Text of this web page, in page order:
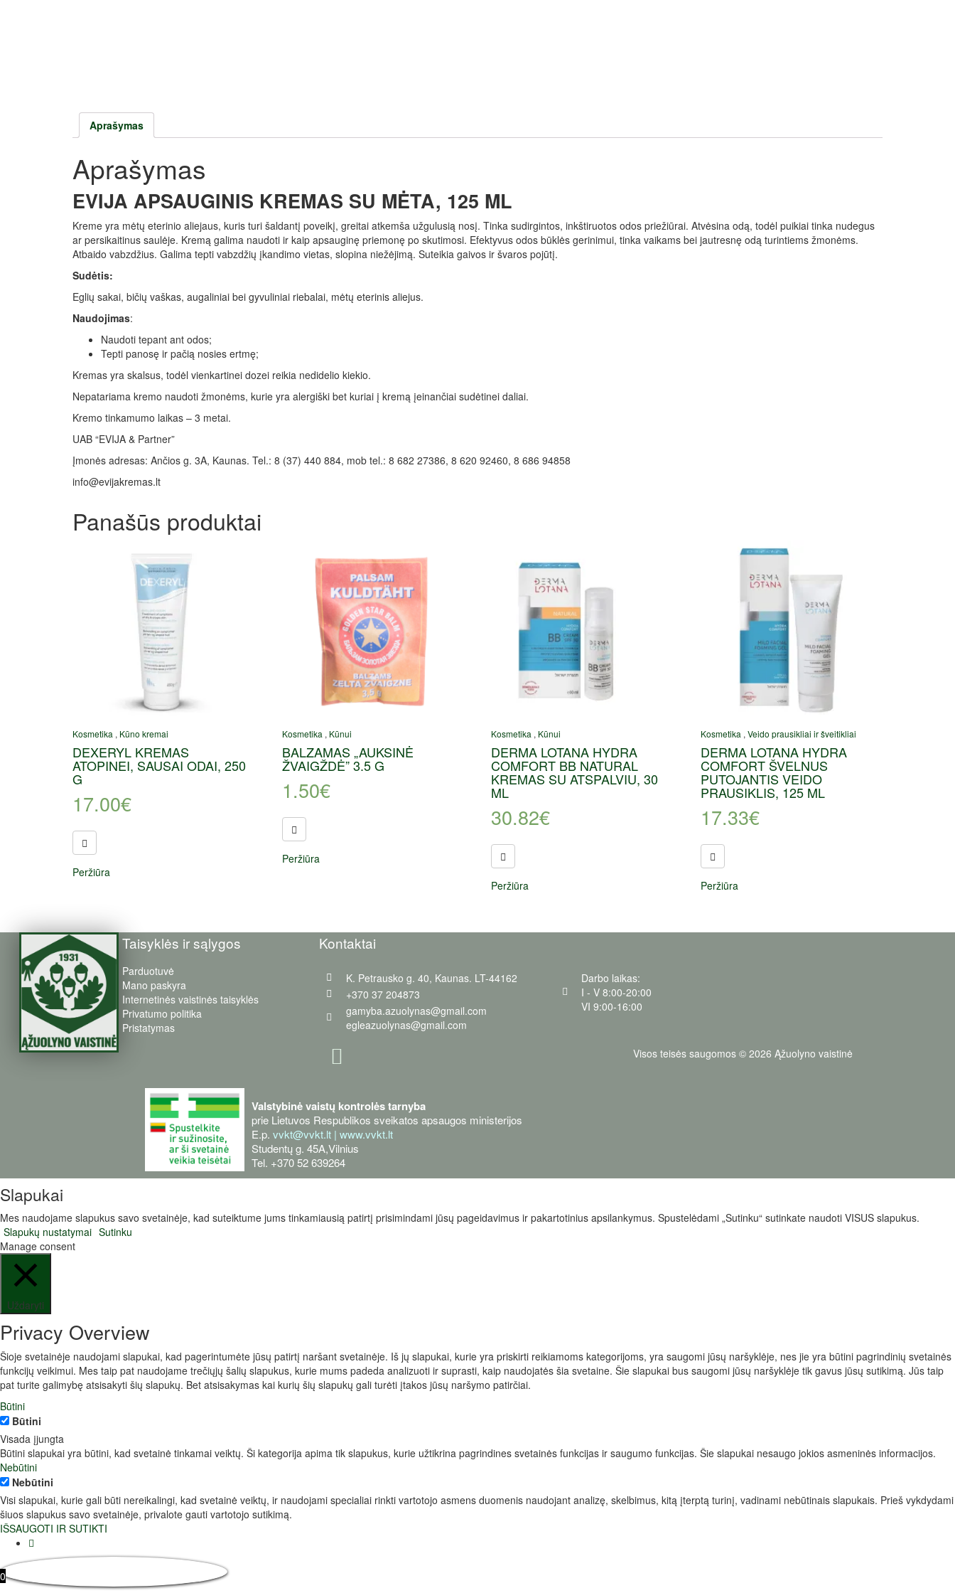
Aprašymas
Aprašymas
EVIJA APSAUGINIS KREMAS SU MĖTA, 125 ML
Kreme yra mėtų eterinio aliejaus, kuris turi šaldantį poveikį, greitai atkemša užgulusią nosį. Tinka sudirgintos, inkštiruotos odos priežiūrai. Atvėsina odą, todėl puikiai tinka nudegus
ar persikaitinus saulėje. Kremą galima naudoti ir kaip apsauginę priemonę po skutimosi. Efektyvus odos būklės gerinimui, tinka vaikams bei jautresnę odą turintiems žmonėms.
Atbaido vabzdžius. Galima tepti vabzdžių įkandimo vietas, slopina niežėjimą. Suteikia gaivos ir švaros pojūtį.
Sudėtis:
Eglių sakai, bičių vaškas, augaliniai bei gyvuliniai riebalai, mėtų eterinis aliejus.
Naudojimas:
Naudoti tepant ant odos;
Tepti panosę ir pačią nosies ertmę;
Kremas yra skalsus, todėl vienkartinei dozei reikia nedidelio kiekio.
Nepatariama kremo naudoti žmonėms, kurie yra alergiški bet kuriai į kremą įeinančiai sudėtinei daliai.
Kremo tinkamumo laikas – 3 metai.
UAB “EVIJA & Partner”
Įmonės adresas: Ančios g. 3A, Kaunas. Tel.: 8 (37) 440 884, mob tel.: 8 682 27386, 8 620 92460, 8 686 94858
info@evijakremas.lt
Panašūs produktai
Kosmetika , Kūno kremai
DEXERYL KREMAS
ATOPINEI, SAUSAI ODAI, 250
G
17.00€
Peržiūra
Kosmetika , Kūnui
BALZAMAS „AUKSINĖ
ŽVAIGŽDĖ” 3.5 G
1.50€
Peržiūra
Kosmetika , Kūnui
DERMA LOTANA HYDRA
COMFORT BB NATURAL
KREMAS SU ATSPALVIU, 30
ML
30.82€
Peržiūra
Kosmetika ,Veido prausikliai ir šveitikliai
DERMA LOTANA HYDRA
COMFORT ŠVELNUS
PUTOJANTIS VEIDO
PRAUSIKLIS, 125 ML
17.33€
Peržiūra
Taisyklės ir sąlygos
Parduotuvė
Mano paskyra
Internetinės vaistinės taisyklės
Privatumo politika
Pristatymas
Kontaktai
K. Petrausko g. 40, Kaunas. LT-44162
+370 37 204873
gamyba.azuolynas@gmail.com
egleazuolynas@gmail.com
Darbo laikas:
I - V 8:00-20:00
VI 9:00-16:00
Visos teisės saugomos © 2026 Ąžuolyno vaistinė
Valstybinė vaistų kontrolės tarnyba
prie Lietuvos Respublikos sveikatos apsaugos ministerijos
E.p. vvkt@vvkt.lt |www.vvkt.lt
Studentų g. 45A,Vilnius
Tel. +370 52 639264
Slapukai
Mes naudojame slapukus savo svetainėje, kad suteiktume jums tinkamiausią patirtį prisimindami jūsų pageidavimus ir pakartotinius apsilankymus. Spustelėdami „Sutinku“ sutinkate naudoti VISUS slapukus.
Slapukų nustatymai Sutinku
Manage consent
Uždaryti
Privacy Overview
Šioje svetainėje naudojami slapukai, kad pagerintumėte jūsų patirtį naršant svetainėje. Iš jų slapukai, kurie yra priskirti reikiamoms kategorijoms, yra saugomi jūsų naršyklėje, nes jie yra būtini pagrindinių svetainės
funkcijų veikimui. Mes taip pat naudojame trečiųjų šalių slapukus, kurie mums padeda analizuoti ir suprasti, kaip naudojatės šia svetaine. Šie slapukai bus saugomi jūsų naršyklėje tik gavus jūsų sutikimą. Jūs taip
pat turite galimybę atsisakyti šių slapukų. Bet atsisakymas kai kurių šių slapukų gali turėti įtakos jūsų naršymo patirčiai.
Būtini
Būtini
Visada įjungta
Būtini slapukai yra būtini, kad svetainė tinkamai veiktų. Ši kategorija apima tik slapukus, kurie užtikrina pagrindines svetainės funkcijas ir saugumo funkcijas. Šie slapukai nesaugo jokios asmeninės informacijos.
Nebūtini
Nebūtini
Visi slapukai, kurie gali būti nereikalingi, kad svetainė veiktų, ir naudojami specialiai rinkti vartotojo asmens duomenis naudojant analizę, skelbimus, kitą įterptą turinį, vadinami nebūtinais slapukais. Prieš vykdydami
šiuos slapukus savo svetainėje, privalote gauti vartotojo sutikimą.
IŠSAUGOTI IR SUTIKTI
0